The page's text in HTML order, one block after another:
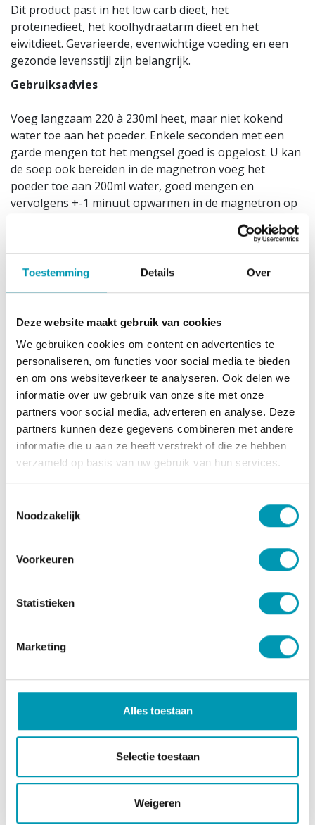
Toestemming Details Over
Deze website maakt gebruik van cookies
We gebruiken cookies om content en advertenties te
personaliseren, om functies voor social media te bieden
en om ons websiteverkeer te analyseren. Ook delen we
informatie over uw gebruik van onze site met onze
partners voor social media, adverteren en analyse. Deze
partners kunnen deze gegevens combineren met andere
informatie die u aan ze heeft verstrekt of die ze hebben
verzameld op basis van uw gebruik van hun services.
Noodzakelijk
Voorkeuren
Statistieken
Marketing
Alles toestaan
Selectie toestaan
Weigeren
Dit product past in het low carb dieet, het
proteïnedieet, het koolhydraatarm dieet en het
eiwitdieet. Gevarieerde, evenwichtige voeding en een
gezonde levensstijl zijn belangrijk.
Gebruiksadvies
Voeg langzaam 220 à 230ml heet, maar niet kokend
water toe aan het poeder. Enkele seconden met een
garde mengen tot het mengsel goed is opgelost. U kan
de soep ook bereiden in de magnetron voeg het
poeder toe aan 200ml water, goed mengen en
vervolgens +-1 minuut opwarmen in de magnetron op
slechts 100 ml water gebruiken, eventueel extra
groentjes toevoegen. Koel en droog bewaren buiten
direct zonlicht en buiten bereik van kinderen bewaren.
Ingrediënten
Eiwitmengsel (melk
eiwit (emulgator :
zonnebloemlecithine), plantaardige eiwitten (
smaken (
melk, ei, soja, selderij
smaakversterkers E621, E627 & E631); maltodextrine;
gedehydrateerde ui; verdikkingsmiddelen:
carboxymethylcellulose, guargom, xanthaangom,
natrium alginaat, zetmeel; zuurteregelaar:
tieel aminozuur profiel
L-isoleucine
L-fenylalanine + L-
9,81
4,05